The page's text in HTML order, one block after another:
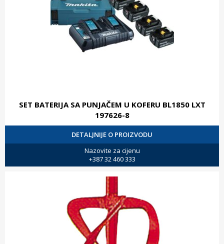
SET BATERIJA SA PUNJAČEM U KOFERU BL1850 LXT
197626-8
DETALJNIJE O PROIZVODU
Nazovite za cijenu
+387 32 460 333